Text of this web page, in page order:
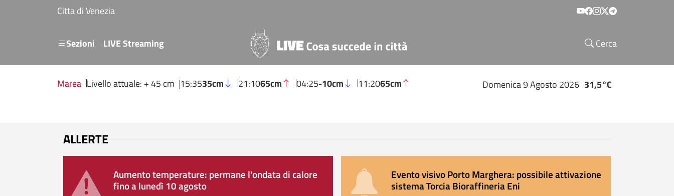
Salta al contenuto principale
Citta di Venezia Social menu
SezioniMenu secondario
LIVE Streaming Cerca
Marea Livello attuale: + 45 cm 15:3535cm 21:1065cm 04:25-10cm 11:2065cm Domenica 9 Agosto 2026 31,5°C
ALLERTE
Aumento temperature: permane l'ondata di calore
fino a lunedì 10 agosto
Evento visivo Porto Marghera: possibile attivazione
sistema Torcia Bioraffineria Eni